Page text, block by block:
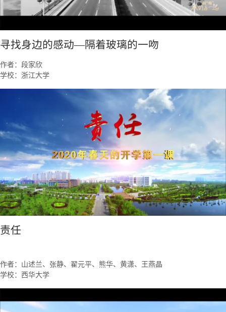
寻找身边的感动—隔着玻璃的一吻
作者：段家欣
学校：浙江大学
责任
作者：山述兰、张静、翟元平、熊华、黄潇、王燕晶
学校：西华大学